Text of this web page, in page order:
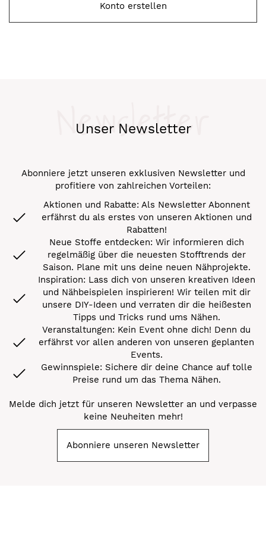
Konto erstellen
Unser Newsletter
Newsletter
Abonniere jetzt unseren exklusiven Newsletter und
profitiere von zahlreichen Vorteilen:
Aktionen und Rabatte: Als Newsletter Abonnent
erfährst du als erstes von unseren Aktionen und
Rabatten!
Neue Stoffe entdecken: Wir informieren dich
regelmäßig über die neuesten Stofftrends der
Saison. Plane mit uns deine neuen Nähprojekte.
Inspiration: Lass dich von unseren kreativen Ideen
und Nähbeispielen inspirieren! Wir teilen mit dir
unsere DIY-Ideen und verraten dir die heißesten
Tipps und Tricks rund ums Nähen.
Veranstaltungen: Kein Event ohne dich! Denn du
erfährst vor allen anderen von unseren geplanten
Events.
Gewinnspiele: Sichere dir deine Chance auf tolle
Preise rund um das Thema Nähen.
Melde dich jetzt für unseren Newsletter an und verpasse
keine Neuheiten mehr!
Abonniere unseren Newsletter